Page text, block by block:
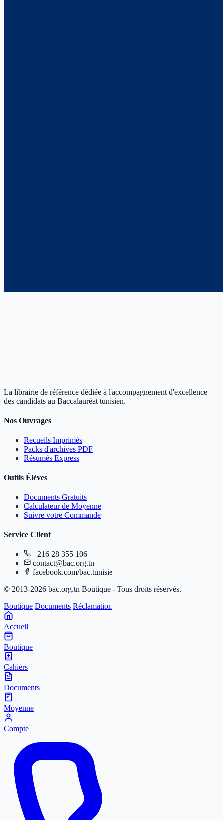
La librairie de référence dédiée à l'accompagnement d'excellence
des candidats au Baccalauréat tunisien.
Nos Ouvrages
Recueils Imprimés
Packs d'archives PDF
Résumés Express
Outils Élèves
Documents Gratuits
Calculateur de Moyenne
Suivre votre Commande
Service Client
+216 28 355 106
contact@bac.org.tn
facebook.com/bac.tunisie
© 2013-2026 bac.org.tn Boutique - Tous droits réservés.
Boutique Documents Réclamation
Accueil
Boutique
Cahiers
Documents
Moyenne
Compte